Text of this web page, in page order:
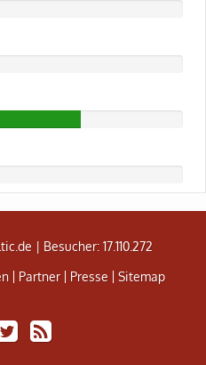
| Besucher: 17.110.272
Partner Presse
Sitemap
TweetAdiceltic
RSS